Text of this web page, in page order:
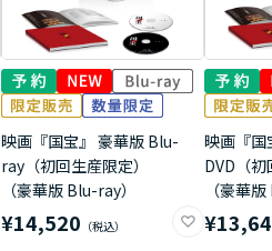
映画『国宝』 豪華版 Blu-
ray（初回生産限定）
（豪華版 Blu-ray）
¥14,520
映画『国
DVD（
（豪華